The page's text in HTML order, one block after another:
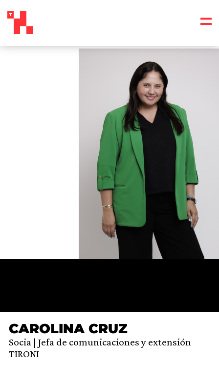
CAROLINA CRUZ
Socia | Jefa de comunicaciones y extensión
TIRONI